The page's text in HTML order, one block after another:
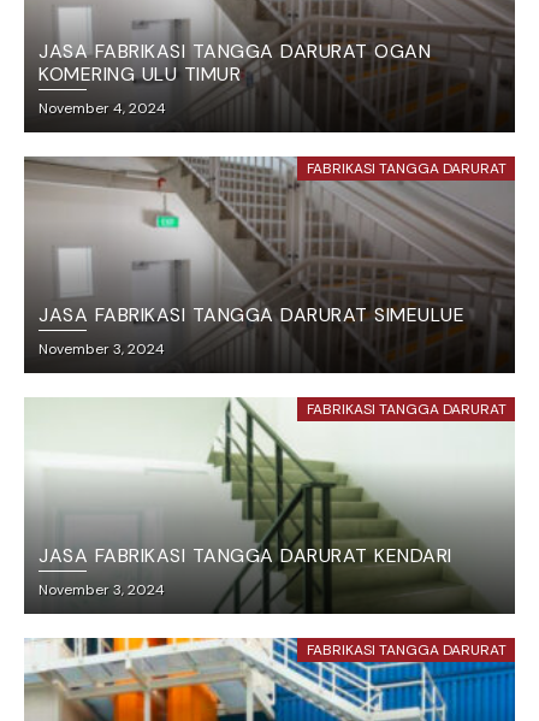
JASA FABRIKASI TANGGA DARURAT OGAN
KOMERING ULU TIMUR
November 4, 2024
FABRIKASI TANGGA DARURAT
JASA FABRIKASI TANGGA DARURAT SIMEULUE
November 3, 2024
FABRIKASI TANGGA DARURAT
JASA FABRIKASI TANGGA DARURAT KENDARI
November 3, 2024
FABRIKASI TANGGA DARURAT